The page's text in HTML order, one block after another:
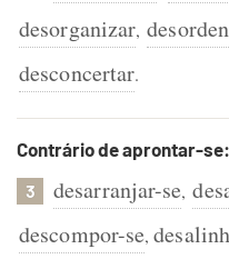
desorganizar,
desconcertar.
Contrário de aprontar-se:
3 desarranjar-se,
descompor-se,